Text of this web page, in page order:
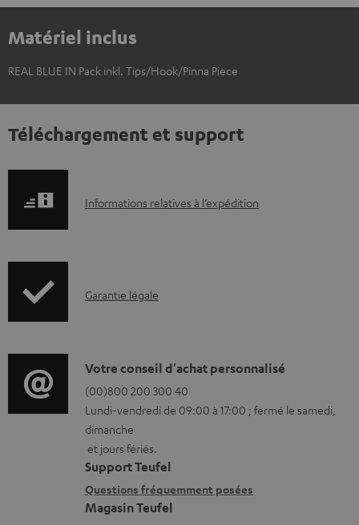
Matériel inclus
REAL BLUE IN Pack inkl. Tips/Hook/Pinna Piece
Téléchargement et support
I
r
t
i
o
n
s
r
e
Informations relatives à l’expédition
I
o
r
m
a
t
i
o
Garantie légale
D
é
t
a
i
l
s
Votre conseil d'achat personnalisé
(00)800 200 300 40
Lundi-vendredi de 09:00 à 17:00 ; fermé le samedi,
dimanche
et jours fériés.
Support Teufel
Questions fréquemment posées
Magasin Teufel